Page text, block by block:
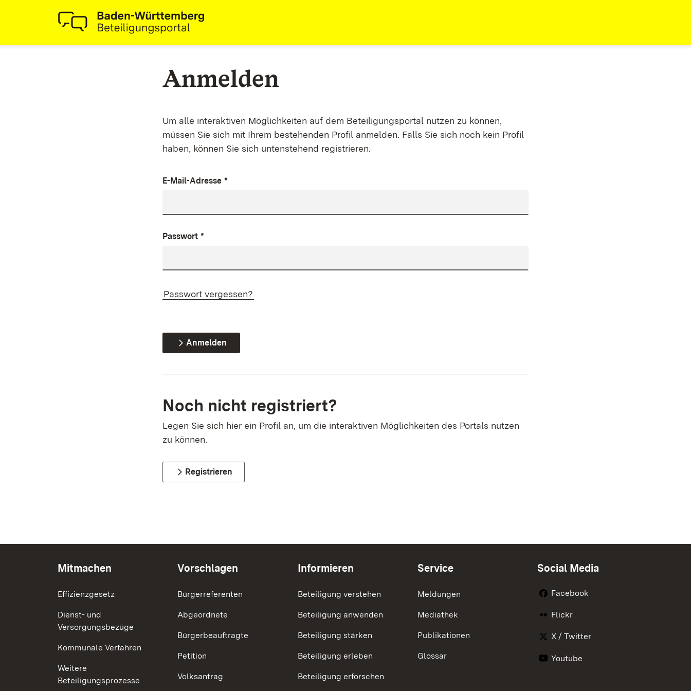
Anmelden
Um alle interaktiven Möglichkeiten auf dem Beteiligungsportal nutzen zu können,
müssen Sie sich mit Ihrem bestehenden Profil anmelden. Falls Sie sich noch kein Profil
haben, können Sie sich untenstehend registrieren.
E-Mail-Adresse *
Passwort *
Passwort vergessen?
Anmelden
Noch nicht registriert?
Legen Sie sich hier ein Profil an, um die interaktiven Möglichkeiten des Portals nutzen
zu können.
Registrieren
Mitmachen
Effizienzgesetz
Dienst- und
Versorgungsbezüge
Kommunale Verfahren
Weitere
Beteiligungsprozesse
Vorschlagen
Bürgerreferenten
Abgeordnete
Bürgerbeauftragte
Petition
Volksantrag
Informieren
Beteiligung verstehen
Beteiligung anwenden
Beteiligung stärken
Beteiligung erleben
Beteiligung erforschen
Service
Meldungen
Mediathek
Publikationen
Glossar
Social Media
Facebook
Flickr
X / Twitter
Youtube